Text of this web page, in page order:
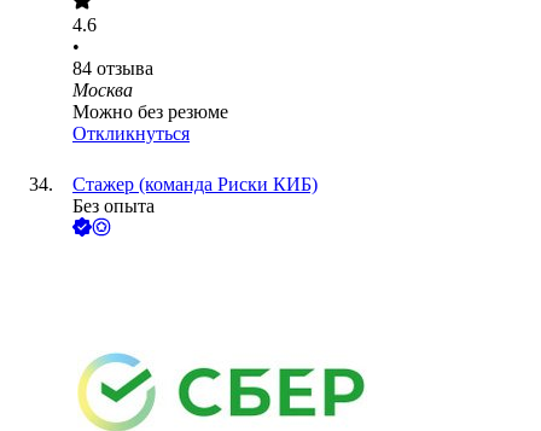
4.6
•
84 отзыва
Москва
Можно без резюме
Откликнуться
Стажер (команда Риски КИБ)
Без опыта